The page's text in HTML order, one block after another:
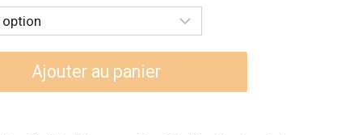
Ajouter au panier